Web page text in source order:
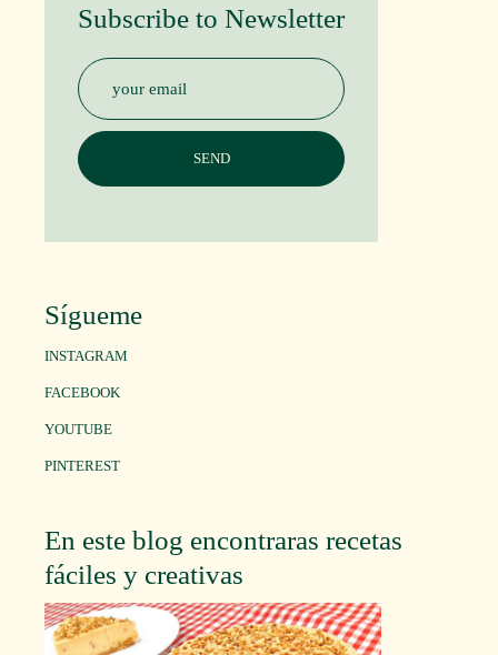
Subscribe to Newsletter
Sígueme
INSTAGRAM
FACEBOOK
YOUTUBE
PINTEREST
En este blog encontraras recetas
fáciles y creativas